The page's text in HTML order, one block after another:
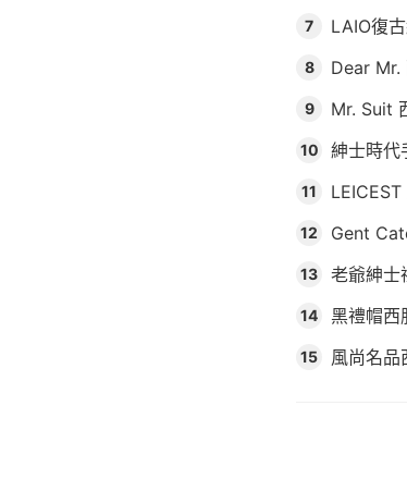
7 LAIO復
8 Dear Mr.
9 Mr. Suit
10 紳士時代
11
12 Gent
13 老爺紳士
14 黑禮帽西
15 風尚名品